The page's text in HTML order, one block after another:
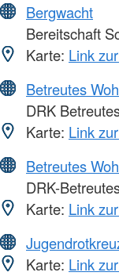
Bergwacht
Bereitschaft
Karte: Link
Betreutes
DRK
Karte: Link
Betreutes
DRK-
Karte: Link
Karte: Link